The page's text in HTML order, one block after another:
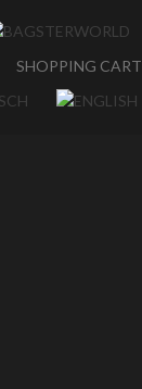
SHOPPING CART